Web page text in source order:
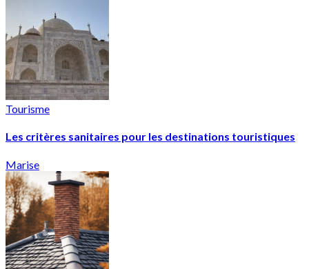
Tourisme
Les critères sanitaires pour les destinations touristiques
Marise